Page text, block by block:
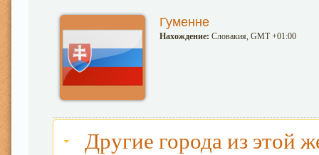
Гуменне
Нахождение: Словакия, GMT +01:00
Другие города из этой